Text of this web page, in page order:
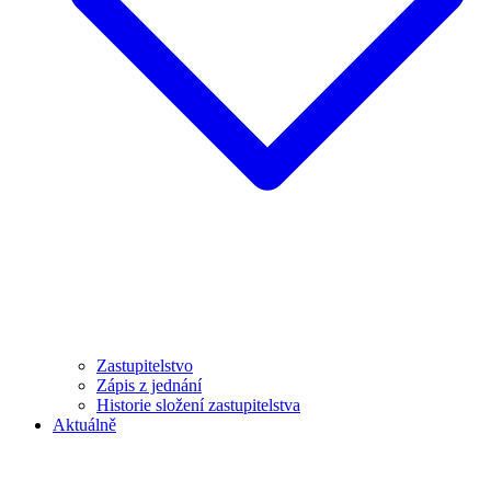
Zastupitelstvo
Zápis z jednání
Historie složení zastupitelstva
Aktuálně